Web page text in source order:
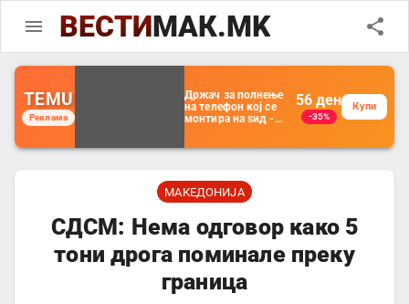
ВЕСТИМАК.MK
TEMU
Реклама
Држач за полнење
на телефон кој се
монтира на ѕид -
организатор за
далечински
управувач
56 ден
-35%
Купи
МАКЕДОНИЈА
СДСМ: Нема одговор како 5
тони дрога поминале преку
граница